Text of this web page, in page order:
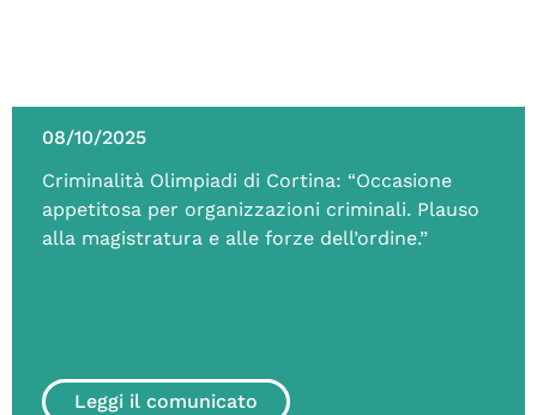
08/10/2025
Criminalità Olimpiadi di Cortina: “Occasione
appetitosa per organizzazioni criminali. Plauso
alla magistratura e alle forze dell’ordine.”
Leggi il comunicato